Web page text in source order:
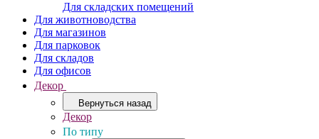
Для складских помещений
Для животноводства
Для магазинов
Для парковок
Для складов
Для офисов
Декор
Вернуться назад
Декор
По типу